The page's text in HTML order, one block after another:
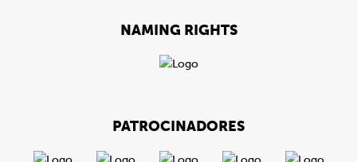
NAMING RIGHTS
PATROCINADORES